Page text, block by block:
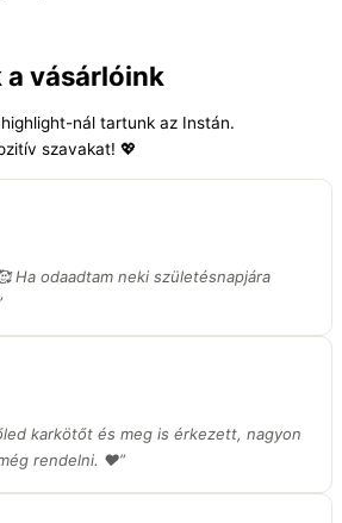
a vásárlóink
nál tartunk az Instán.
szavakat! 💖
Ha odaadtam neki születésnapjára
karkötőt és meg is érkezett, nagyon
rendelni. ❤️”